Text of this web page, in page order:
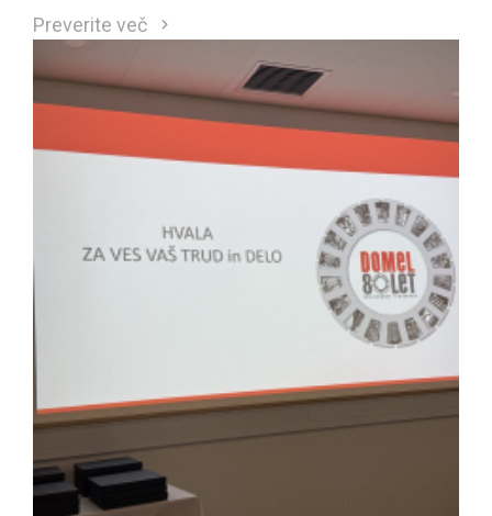
Preverite več